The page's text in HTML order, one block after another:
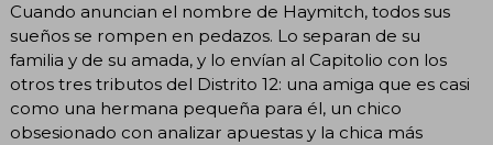
Cuando anuncian el nombre de Haymitch, todos sus
sueños se rompen en pedazos. Lo separan de su
familia y de su amada, y lo envían al Capitolio con los
otros tres tributos del Distrito 12: una amiga que es casi
como una hermana pequeña para él, un chico
obsesionado con analizar apuestas y la chica más